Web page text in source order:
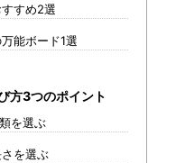
すめ2選
能ボード1選
方3つのポイント
を選ぶ
を選ぶ